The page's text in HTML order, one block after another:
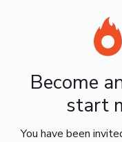
Become
start
You have been